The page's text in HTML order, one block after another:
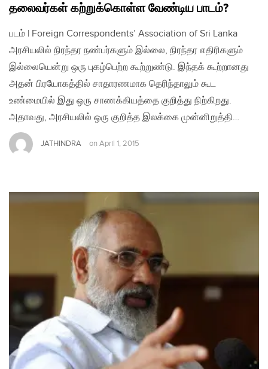
தலைவர்கள் கற்றுக்கொள்ள வேண்டிய பாடம்?
படம் | Foreign Correspondents’ Association of Sri Lanka
அரசியலில் நிரந்தர நண்பர்களும் இல்லை, நிரந்தர எதிரிகளும்
இல்லையென்று ஒரு புகழ்பெற்ற கூற்றுண்டு. இந்தக் கூற்றானது
அதன் பிரயோகத்தில் சாதாரணமாக தெரிந்தாலும் கூட
உண்மையில் இது ஒரு சாணக்கியத்தை குறித்து நிற்கிறது.
அதாவது, அரசியலில் ஒரு குறித்த இலக்கை முன்னிறுத்தி…
JATHINDRA on April 1, 2015